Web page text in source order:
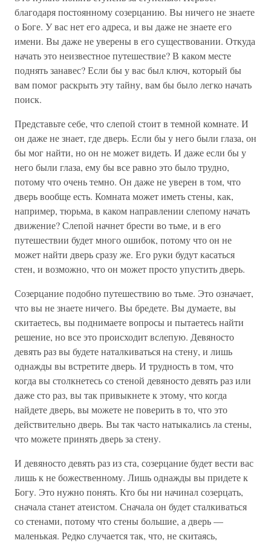
благодаря постоянному созерцанию. Вы ничего не знаете
о Боге. У вас нет его адреса, и вы даже не знаете его
имени. Вы даже не уверены в его существовании. Откуда
начать это неизвестное путешествие? В каком месте
поднять занавес? Если бы у вас был ключ, который бы
вам помог раскрыть эту тайну, вам бы было легко начать
поиск.
Представьте себе, что слепой стоит в темной комнате. И
он даже не знает, где дверь. Если бы у него были глаза, он
бы мог найти, но он не может видеть. И даже если бы у
него были глаза, ему бы все равно это было трудно,
потому что очень темно. Он даже не уверен в том, что
дверь вообще есть. Комната может иметь стены, как,
например, тюрьма, в каком направлении слепому начать
движение? Слепой начнет брести во тьме, и в его
путешествии будет много ошибок, потому что он не
может найти дверь сразу же. Его руки будут касаться
стен, и возможно, что он может просто упустить дверь.
Созерцание подобно путешествию во тьме. Это означает,
что вы не знаете ничего. Вы бредете. Вы думаете, вы
скитаетесь, вы поднимаете вопросы и пытаетесь найти
решение, но все это происходит вслепую. Девяносто
девять раз вы будете наталкиваться на стену, и лишь
однажды вы встретите дверь. И трудность в том, что
когда вы столкнетесь со стеной девяносто девять раз или
даже сто раз, вы так привыкнете к этому, что когда
найдете дверь, вы можете не поверить в то, что это
действительно дверь. Вы так часто натыкались ла стены,
что можете принять дверь за стену.
И девяносто девять раз из ста, созерцание будет вести вас
лишь к не божественному. Лишь однажды вы придете к
Богу. Это нужно понять. Кто бы ни начинал созерцать,
сначала станет атеистом. Сначала он будет сталкиваться
со стенами, потому что стены большие, а дверь —
маленькая. Редко случается так, что, не скитаясь,